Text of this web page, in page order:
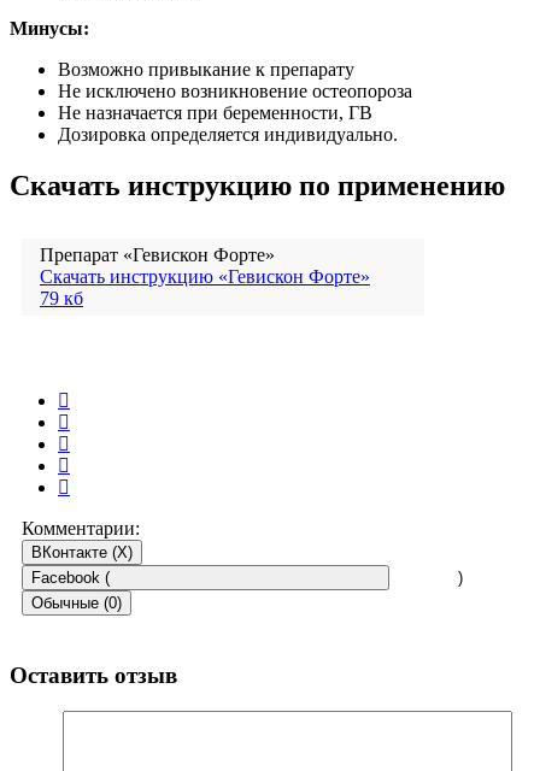
Минусы:
Возможно привыкание к препарату
Не исключено возникновение остеопороза
Не назначается при беременности, ГВ
Дозировка определяется индивидуально.
Скачать инструкцию по применению
Препарат «Гевискон Форте»
Скачать инструкцию «Гевискон Форте»
79 кб
Комментарии:
ВКонтакте (X)
Facebook (
)
Обычные (0)
Оставить отзыв